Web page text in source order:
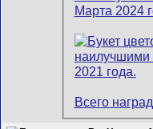
Всего наград